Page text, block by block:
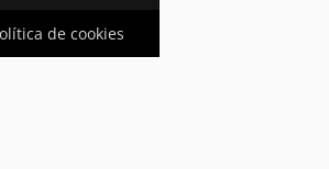
de cookies